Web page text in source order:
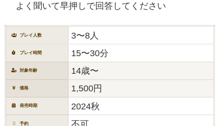
よく聞いて早押しで回答してください
プレイ人数 3〜8人
プレイ時間 15〜30分
対象年齢 14歳〜
価格 1,500円
発売時期 2024秋
予約 不可